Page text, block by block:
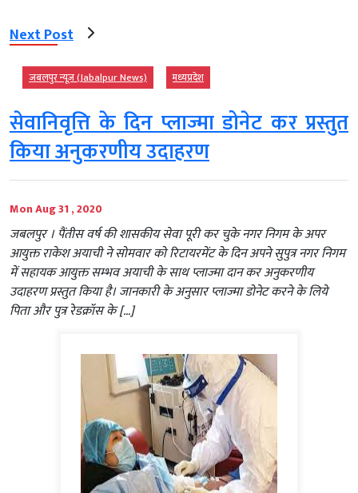
Next Post
जबलपुर न्यूज़ (Jabalpur News) मध्‍यप्रदेश
सेवानिवृत्ति के दिन प्लाज्मा डोनेट कर प्रस्तुत
किया अनुकरणीय उदाहरण
Mon Aug 31 , 2020
जबलपुर । पैंतीस वर्ष की शासकीय सेवा पूरी कर चुके नगर निगम के अपर
आयुक्त राकेश अयाची ने सोमवार को रिटायरमेंट के दिन अपने सुपुत्र नगर निगम
में सहायक आयुक्त सम्भव अयाची के साथ प्लाज्मा दान कर अनुकरणीय
उदाहरण प्रस्तुत किया है। जानकारी के अनुसार प्लाज्मा डोनेट करने के लिये
पिता और पुत्र रेडक्रॉस के […]